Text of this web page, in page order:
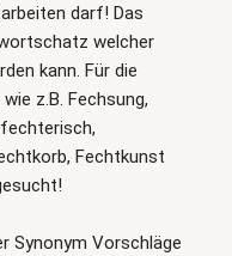
darf! Das
welcher
kann. Für die
z.B. Fechsung,
Fechtkunst
Synonym Vorschläge